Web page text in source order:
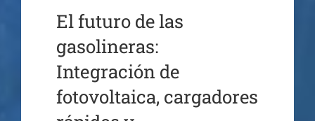
El futuro de las
gasolineras:
Integración de
fotovoltaica, cargadores